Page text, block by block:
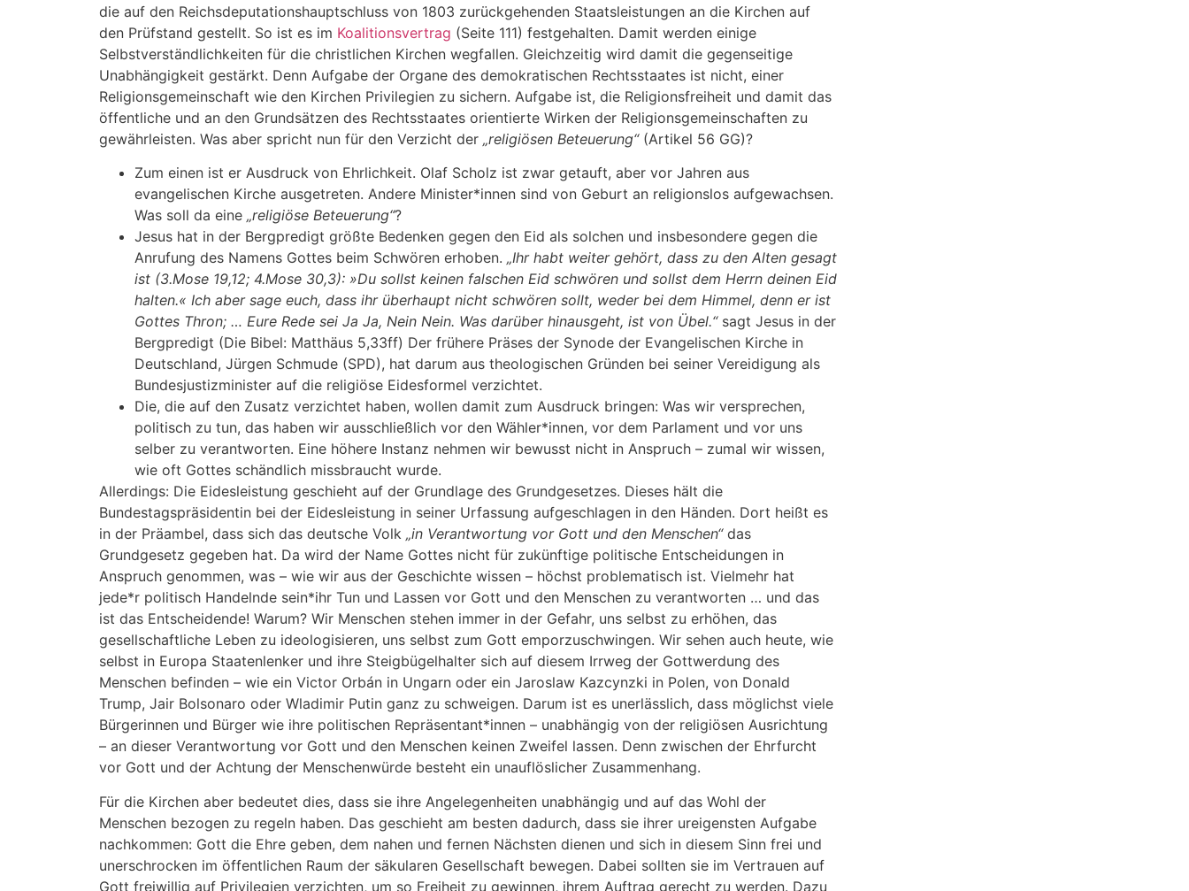
die auf den Reichsdeputationshauptschluss von 1803 zurückgehenden Staatsleistungen an die Kirchen auf
den Prüfstand gestellt. So ist es im Koalitionsvertrag (Seite 111) festgehalten. Damit werden einige
Selbstverständlichkeiten für die christlichen Kirchen wegfallen. Gleichzeitig wird damit die gegenseitige
Unabhängigkeit gestärkt. Denn Aufgabe der Organe des demokratischen Rechtsstaates ist nicht, einer
Religionsgemeinschaft wie den Kirchen Privilegien zu sichern. Aufgabe ist, die Religionsfreiheit und damit das
öffentliche und an den Grundsätzen des Rechtsstaates orientierte Wirken der Religionsgemeinschaften zu
gewährleisten. Was aber spricht nun für den Verzicht der „religiösen Beteuerung“(Artikel 56 GG)?
Zum einen ist er Ausdruck von Ehrlichkeit. Olaf Scholz ist zwar getauft, aber vor Jahren aus
evangelischen Kirche ausgetreten. Andere Minister*innen sind von Geburt an religionslos aufgewachsen.
Was soll da eine „religiöse Beteuerung“?
Jesus hat in der Bergpredigt größte Bedenken gegen den Eid als solchen und insbesondere gegen die
Anrufung des Namens Gottes beim Schwören erhoben. „Ihr habt weiter gehört, dass zu den Alten gesagt
ist (3.Mose 19,12; 4.Mose 30,3): »Du sollst keinen falschen Eid schwören und sollst dem Herrn deinen Eid
halten.« Ich aber sage euch, dass ihr überhaupt nicht schwören sollt, weder bei dem Himmel, denn er ist
Gottes Thron; … Eure Rede sei Ja Ja, Nein Nein. Was darüber hinausgeht, ist von Übel.“ sagt Jesus in der
Bergpredigt (Die Bibel: Matthäus 5,33ff) Der frühere Präses der Synode der Evangelischen Kirche in
Deutschland, Jürgen Schmude (SPD), hat darum aus theologischen Gründen bei seiner Vereidigung als
Bundesjustizminister auf die religiöse Eidesformel verzichtet.
Die, die auf den Zusatz verzichtet haben, wollen damit zum Ausdruck bringen: Was wir versprechen,
politisch zu tun, das haben wir ausschließlich vor den Wähler*innen, vor dem Parlament und vor uns
selber zu verantworten. Eine höhere Instanz nehmen wir bewusst nicht in Anspruch – zumal wir wissen,
wie oft Gottes schändlich missbraucht wurde.
Allerdings: Die Eidesleistung geschieht auf der Grundlage des Grundgesetzes. Dieses hält die
Bundestagspräsidentin bei der Eidesleistung in seiner Urfassung aufgeschlagen in den Händen. Dort heißt es
in der Präambel, dass sich das deutsche Volk „in Verantwortung vor Gott und den Menschen“das
Grundgesetz gegeben hat. Da wird der Name Gottes nicht für zukünftige politische Entscheidungen in
Anspruch genommen, was – wie wir aus der Geschichte wissen – höchst problematisch ist. Vielmehr hat
jede*r politisch Handelnde sein*ihr Tun und Lassen vor Gott und den Menschen zu verantworten … und das
ist das Entscheidende! Warum? Wir Menschen stehen immer in der Gefahr, uns selbst zu erhöhen, das
gesellschaftliche Leben zu ideologisieren, uns selbst zum Gott emporzuschwingen. Wir sehen auch heute, wie
selbst in Europa Staatenlenker und ihre Steigbügelhalter sich auf diesem Irrweg der Gottwerdung des
Menschen befinden – wie ein Victor Orbán in Ungarn oder ein Jaroslaw Kazcynzki in Polen, von Donald
Trump, Jair Bolsonaro oder Wladimir Putin ganz zu schweigen. Darum ist es unerlässlich, dass möglichst viele
Bürgerinnen und Bürger wie ihre politischen Repräsentant*innen – unabhängig von der religiösen Ausrichtung
– an dieser Verantwortung vor Gott und den Menschen keinen Zweifel lassen. Denn zwischen der Ehrfurcht
vor Gott und der Achtung der Menschenwürde besteht ein unauflöslicher Zusammenhang.
Für die Kirchen aber bedeutet dies, dass sie ihre Angelegenheiten unabhängig und auf das Wohl der
Menschen bezogen zu regeln haben. Das geschieht am besten dadurch, dass sie ihrer ureigensten Aufgabe
nachkommen: Gott die Ehre geben, dem nahen und fernen Nächsten dienen und sich in diesem Sinn frei und
unerschrocken im öffentlichen Raum der säkularen Gesellschaft bewegen. Dabei sollten sie im Vertrauen auf
Gott freiwillig auf Privilegien verzichten, um so Freiheit zu gewinnen, ihrem Auftrag gerecht zu werden. Dazu